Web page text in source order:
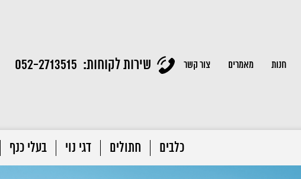
חנות מאמרים צור קשר שירות לקוחות: 052-2713515
כלבים חתולים דגי נוי בעלי כנף